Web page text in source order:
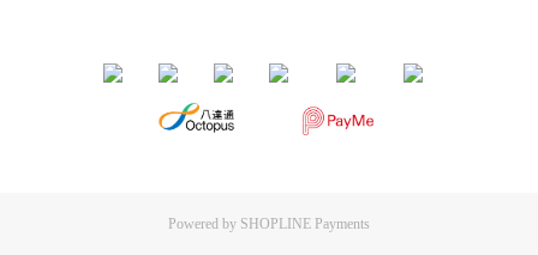
Powered by SHOPLINE Payments